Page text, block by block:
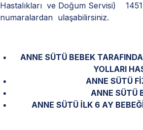
Hastalıkları ve Doğum Servisi)
numaralardan ulaşabilirsiniz.
ANNE SÜTÜ BEBEK
YOLLARI
ANNE SÜTÜ
ANNE SÜTÜ
ANNE SÜTÜ İLK 6 AY